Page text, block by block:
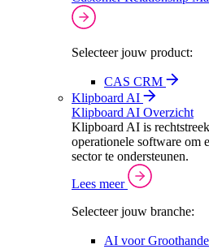
Selecteer jouw product:
CAS CRM
Klipboard AI
Klipboard AI Overzicht
Klipboard AI is
operationele software om
sector te ondersteunen.
Lees meer
Selecteer jouw branche:
AI voor